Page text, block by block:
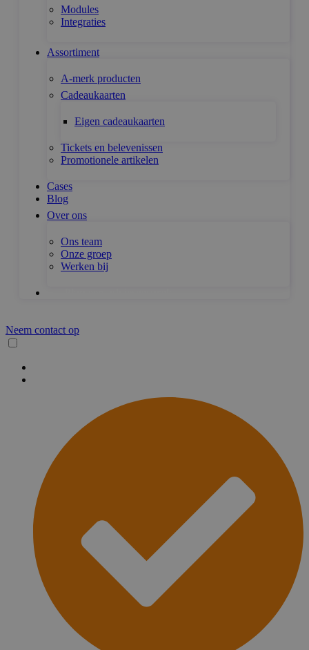
Modules
Integraties
Assortiment
A-merk producten
Cadeaukaarten
Eigen cadeaukaarten
Tickets en belevenissen
Promotionele artikelen
Cases
Blog
Over ons
Ons team
Onze groep
Werken bij
Neem contact op